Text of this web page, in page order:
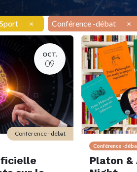
Sport × Conférence -débat ×
OCT.
09
Conférence - débat
Conférence -
Platon